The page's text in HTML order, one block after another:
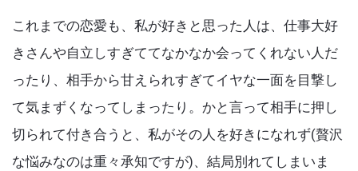
これまでの恋愛も、私が好きと思った人は、仕事大好
きさんや自立しすぎててなかなか会ってくれない人だ
ったり、相手から甘えられすぎてイヤな一面を目撃し
て気まずくなってしまったり。かと言って相手に押し
切られて付き合うと、私がその人を好きになれず(贅沢
な悩みなのは重々承知ですが)、結局別れてしまいま